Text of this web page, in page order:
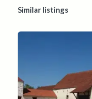
Similar listings